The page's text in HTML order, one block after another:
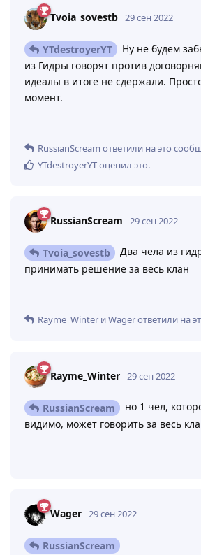
Tvoia_sovestb 29 сен 2022
YTdestroyerYT
Ну не будем
из Гидры говорят против
идеалы в итоге не сдержали.
момент.
RussianScream ответили на это
YTdestroyerYTоценил это.
RussianScream 29 сен 2022
Tvoia_sovestb
Два чела из
принимать решение за весь клан
Rayme_Winter иWagerответили на
Rayme_Winter 29 сен 2022
RussianScream
но 1 чел,
видимо, может говорить за весь
Wager 29 сен 2022
RussianScream